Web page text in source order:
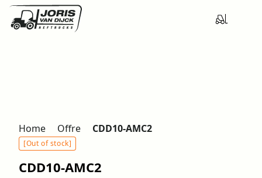
Home Offre CDD10-AMC2
[Out of stock]
CDD10-AMC2